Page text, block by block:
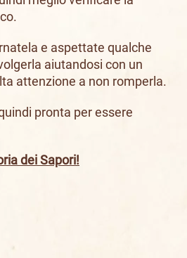
e aspettate qualche
aiutandosi con un
attenzione a non romperla.
pronta per essere
dei Sapori!